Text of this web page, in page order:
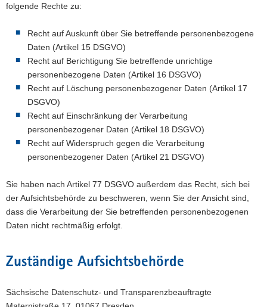
folgende Rechte zu:
Recht auf Auskunft über Sie betreffende personenbezogene
Daten (Artikel 15 DSGVO)
Recht auf Berichtigung Sie betreffende unrichtige
personenbezogene Daten (Artikel 16 DSGVO)
Recht auf Löschung personenbezogener Daten (Artikel 17
DSGVO)
Recht auf Einschränkung der Verarbeitung
personenbezogener Daten (Artikel 18 DSGVO)
Recht auf Widerspruch gegen die Verarbeitung
personenbezogener Daten (Artikel 21 DSGVO)
Sie haben nach Artikel 77 DSGVO außerdem das Recht, sich bei
der Aufsichtsbehörde zu beschweren, wenn Sie der Ansicht sind,
dass die Verarbeitung der Sie betreffenden personenbezogenen
Daten nicht rechtmäßig erfolgt.
Zuständige Aufsichtsbehörde
Sächsische Datenschutz- und Transparenzbeauftragte